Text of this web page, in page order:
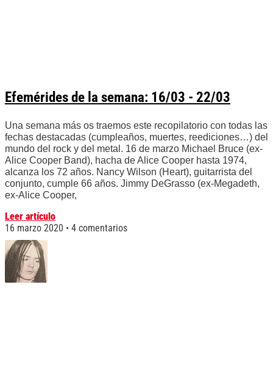
Efemérides de la semana: 16/03 - 22/03
Una semana más os traemos este recopilatorio con todas las
fechas destacadas (cumpleaños, muertes, reediciones…) del
mundo del rock y del metal. 16 de marzo Michael Bruce (ex-
Alice Cooper Band), hacha de Alice Cooper hasta 1974,
alcanza los 72 años. Nancy Wilson (Heart), guitarrista del
conjunto, cumple 66 años. Jimmy DeGrasso (ex-Megadeth,
ex-Alice Cooper,
Leer artículo
16 marzo 2020
4 comentarios